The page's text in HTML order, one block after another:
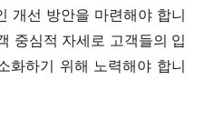
개선 방안을 마련해야 합니
중심적 자세로 고객들의 입
화하기 위해 노력해야 합니